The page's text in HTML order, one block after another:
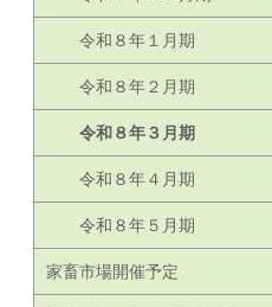
令和８年１月期
令和８年２月期
令和８年３月期
令和８年４月期
令和８年５月期
家畜市場開催予定